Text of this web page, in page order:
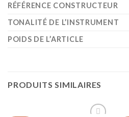
RÉFÉRENCE CONSTRUCTEUR
TONALITÉ DE L’INSTRUMENT
POIDS DE L’ARTICLE
PRODUITS SIMILAIRES